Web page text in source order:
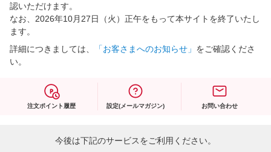
認いただけます。
なお、2026年10月27日（火）正午をもって本サイトを終了いたし
ます。
詳細につきましては、
「お客さまへのお知らせ」 をご確認くださ
い。
注文ポイント履歴 設定(メールマガジン) お問い合わせ
今後は下記のサービスをご利用ください。